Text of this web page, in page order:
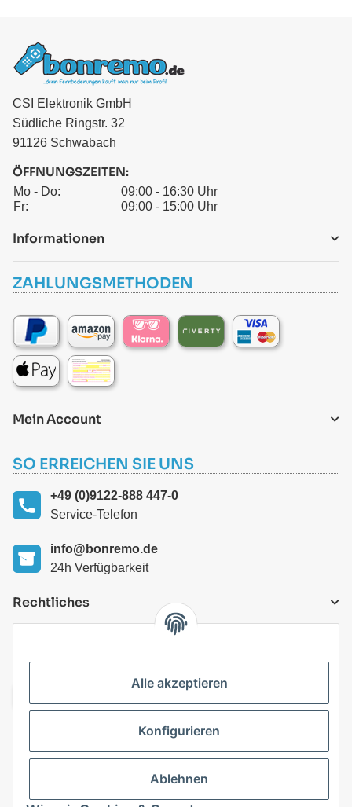
CSI Elektronik GmbH
Südliche Ringstr. 32
91126 Schwabach
ÖFFNUNGSZEITEN:
Mo - Do:
09:00 - 16:30 Uhr
Fr:
09:00 - 15:00 Uhr
Informationen
ZAHLUNGSMETHODEN
Mein Account
SO ERREICHEN SIE UNS
+49 (0)9122-888 447-0
Service-Telefon
info@bonremo.de
24h Verfügbarkeit
Rechtliches
Vertrag widerrufen
Alle akzeptieren
Konfigurieren
Ablehnen